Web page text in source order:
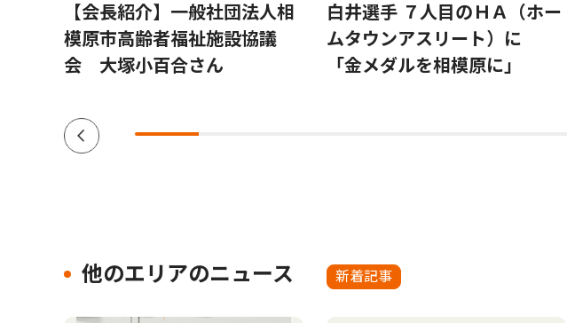
【会長紹介】一般社団法人相
模原市高齢者福祉施設協議
会 大塚小百合さん
白井選手 ７人目のＨＡ（ホー
ムタウンアスリート）に
「金メダルを相模原に」
他のエリアのニュース 新着記事